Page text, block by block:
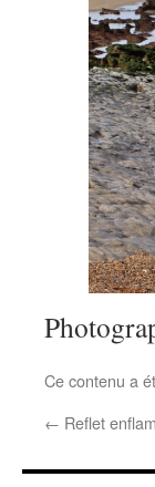
Ce contenu a
← Reflet